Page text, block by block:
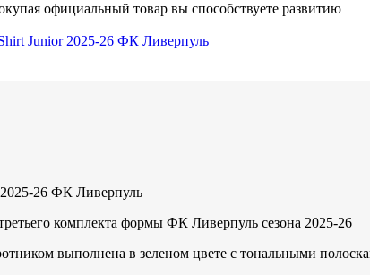
официальный товар вы способствуете развитию
2025-26 ФК Ливерпуль
комплекта формы ФК Ливерпуль сезона 2025-26
выполнена в зеленом цвете с тональными